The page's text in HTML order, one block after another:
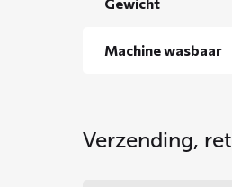
Machine wasbaar
Verzending,